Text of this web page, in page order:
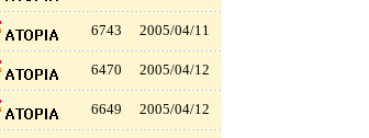
6743 2005/04/11
6470 2005/04/12
6649 2005/04/12